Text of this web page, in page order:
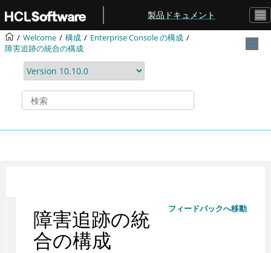
メインコンテンツにジャンプ
製品ドキュメント
Welcome 構成
Enterprise Console の構成
障害追跡の統合の構成
フィードバックへ移動
障害追跡の統
合の構成